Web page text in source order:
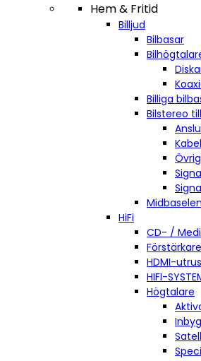
Hem & Fritid
Billjud
Bilbasar
Billiga
Bilstereo
HiFi
CD- /
Förstärkare
HDMI-
HIFI-
Högtalare